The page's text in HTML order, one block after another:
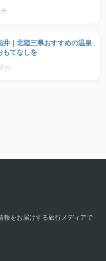
井｜北陸三県おすすめの温泉
もてなしを
ル
報をお届けする旅行メディアで